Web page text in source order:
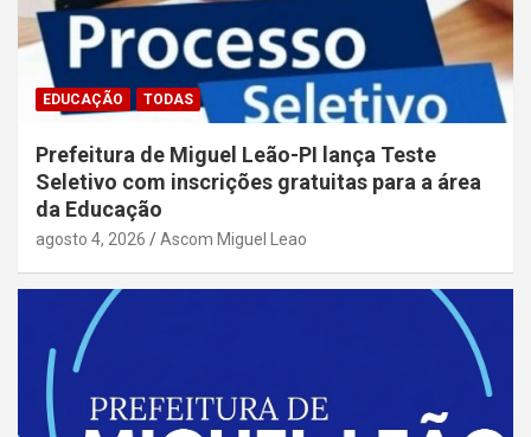
EDUCAÇÃO TODAS
Prefeitura de Miguel Leão-PI lança Teste
Seletivo com inscrições gratuitas para a área
da Educação
agosto 4, 2026 Ascom Miguel Leao